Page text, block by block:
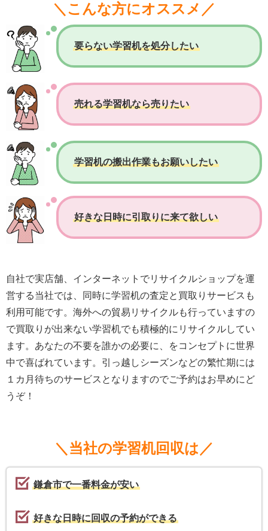
＼こんな方にオススメ／
要らない学習机を処分したい
売れる学習机なら売りたい
学習机の搬出作業もお願いしたい
好きな日時に引取りに来て欲しい
自社で実店舗、インターネットでリサイクルショップを運
営する当社では、同時に学習机の査定と買取りサービスも
利用可能です。海外への貿易リサイクルも行っていますの
で買取りが出来ない学習机でも積極的にリサイクルしてい
ます。あなたの不要を誰かの必要に、をコンセプトに世界
中で喜ばれています。引っ越しシーズンなどの繁忙期には
１カ月待ちのサービスとなりますのでご予約はお早めにど
うぞ！
＼当社の学習机回収は／
鎌倉市で一番料金が安い
好きな日時に回収の予約ができる